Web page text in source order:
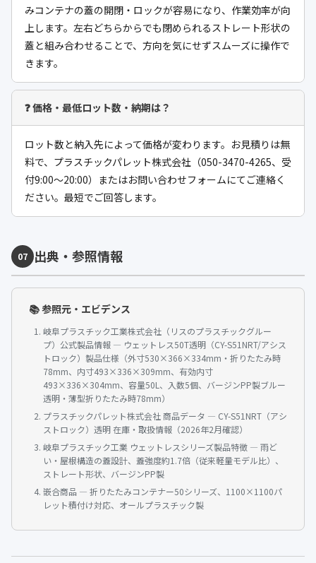
みコンテナの蓋の開閉・ロックが容易になり、作業効率が向
上します。左右どちらからでも閉められるストレート形状の
蓋と組み合わせることで、方向を気にせずスムーズに操作で
きます。
❓ 価格・最低ロット数・納期は？
ロット数と納入先によって価格が変わります。お見積りは無
料で、プラスチックパレット株式会社（050-3470-4265、受
付9:00〜20:00）またはお問い合わせフォームにてご連絡く
ださい。最短でご回答します。
07 出典・参照情報
📚 参照元・エビデンス
岐阜プラスチック工業株式会社（リスのプラスチックグルー
プ）公式製品情報 — ウェットレス50T透明（CY-S51NRT/アシス
トロック）製品仕様（外寸530×366×334mm・折りたたみ時
78mm、内寸493×336×309mm、有効内寸
493×336×304mm、容量50L、入数5個、バージンPP製ブルー
透明・薄型折りたたみ時78mm）
プラスチックパレット株式会社 商品データ — CY-S51NRT（アシ
ストロック）透明 在庫・取扱情報（2026年2月確認）
岐阜プラスチック工業 ウェットレスシリーズ製品特徴 — 雨ど
い・屋根構造の蓋設計、蓋強度約1.7倍（従来軽量モデル比）、
ストレート形状、バージンPP製
嵌合商品 — 折りたたみコンテナー50シリーズ、1100×1100パ
レット積付け対応、オールプラスチック製